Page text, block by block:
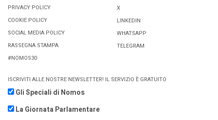
PRIVACY POLICY
COOKIE POLICY
SOCIAL MEDIA POLICY
RASSEGNA STAMPA
#NOMOS30
X
LINKEDIN
WHATSAPP
TELEGRAM
ISCRIVITI ALLE NOSTRE NEWSLETTER! IL SERVIZIO È GRATUITO
Gli Speciali di Nomos
La Giornata Parlamentare